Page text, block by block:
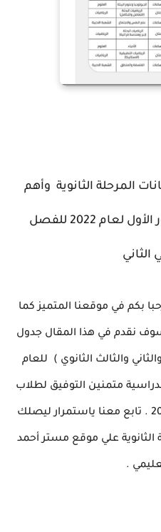
المرحلة الثانوية وأهم
المواصفات للإمتحان الدور الأول لعام 2022 للفصل
الثاني
بكم في موقعنا المتميز كما
نقدم في هذا المقال جدول
والثالث الثانوي ) للعام
الدراسية متمنين التوفيق لطلاب
المرحلة الثانوية لهذا العام 2022 . تابع معنا ياستمرار ليصلك
الثانوية علي موقع مستر أحمد
.